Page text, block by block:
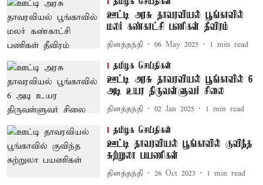
ஊட்டி அரசு தாவரவியல் பூங்காவில்
மலர் கண்காட்சி பணிகள் தீவிரம்
தினத்தந்தி 06 May 2025 1 min read
தமிழக செய்திகள்
ஊட்டி அரசு தாவரவியல் பூங்காவில் 6
அடி உயர திருவள்ளுவர் சிலை
தினத்தந்தி 02 Jan 2025 1 min read
தமிழக செய்திகள்
ஊட்டி தாவரவியல் பூங்காவில் குவிந்த
சுற்றுலா பயணிகள்
தினத்தந்தி 26 Oct 2023 1 min read